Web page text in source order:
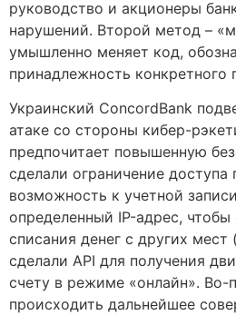
руководство и акционеры
нарушений. Второй метод –
умышленно меняет код,
принадлежность конкретного
Украинский ConcordBank
атаке со стороны кибер-
предпочитает повышенную
сделали ограничение доступа
возможность к учетной
определенный IP-адрес, чтобы
списания денег с других
сделали API для получения
счету в режиме «онлайн». Во-
происходить дальнейшее